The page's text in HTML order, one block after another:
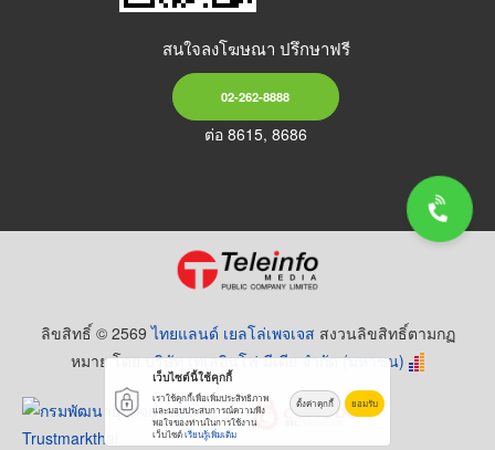
สนใจลงโฆษณา ปรึกษาฟรี
02-262-8888
ต่อ 8615, 8686
ลิขสิทธิ์ © 2569ไทยแลนด์ เยลโล่เพจเจส สงวนลิขสิทธิ์ตามกฏ
หมาย โดยบริษัท เทเลอินโฟ มีเดีย จำกัด (มหาชน)
เว็บไซต์นี้ใช้คุกกี้
เราใช้คุกกี้เพื่อเพิ่มประสิทธิภาพ
และมอบประสบการณ์ความพึง
พอใจของท่านในการใช้งาน
เว็บไซต์เรียนรู้เพิ่มเติม
ตั้งค่าคุกกี้ ยอมรับ